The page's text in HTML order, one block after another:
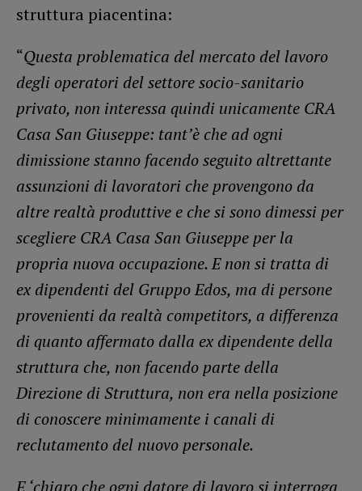
struttura piacentina:
“Questa problematica del mercato del lavoro
degli operatori del settore socio-sanitario
privato, non interessa quindi unicamente CRA
Casa San Giuseppe: tant’è che ad ogni
dimissione stanno facendo seguito altrettante
assunzioni di lavoratori che provengono da
altre realtà produttive e che si sono dimessi per
scegliere CRA Casa San Giuseppe per la
propria nuova occupazione. E non si tratta di
ex dipendenti del Gruppo Edos, ma di persone
provenienti da realtà competitors, a differenza
di quanto affermato dalla ex dipendente della
struttura che, non facendo parte della
Direzione di Struttura, non era nella posizione
di conoscere minimamente i canali di
reclutamento del nuovo personale.
E ‘chiaro che ogni datore di lavoro si interroga